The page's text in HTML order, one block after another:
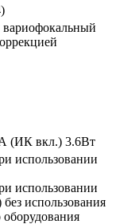
(ИК вкл.) 3.6Вт
использовании
использовании
использования
оборудования